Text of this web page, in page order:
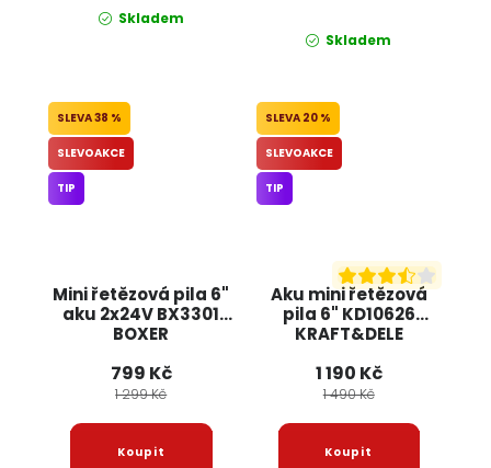
Skladem
Skladem
Mini řetězová pila 6"
aku 2x24V BX3301
BOXER
38 %
SLEVOAKCE
TIP
799 Kč
1 299 Kč
Aku mini řetězová
pila 6" KD10626
KRAFT&DELE
20 %
SLEVOAKCE
TIP
1 190 Kč
1 490 Kč